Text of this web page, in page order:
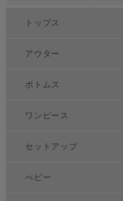
トップス
アウター
ボトムス
ワンピース
セットアップ
べビー